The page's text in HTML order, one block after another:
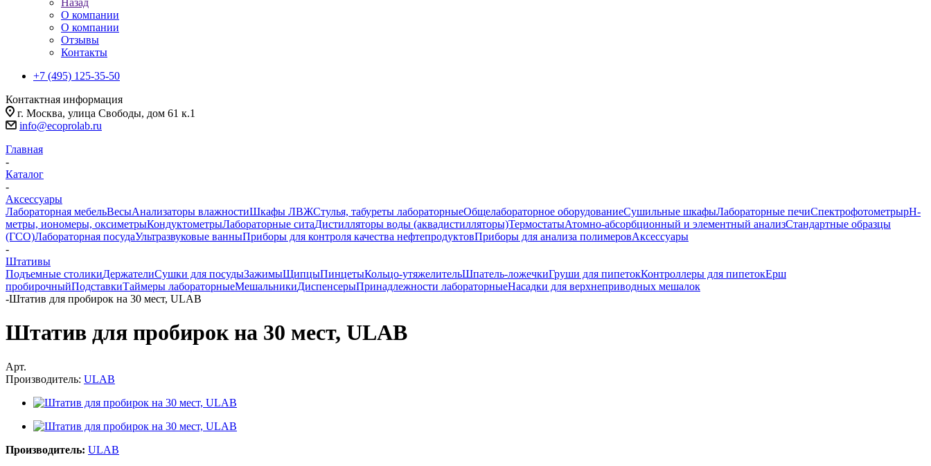
Назад
О компании
О компании
Отзывы
Контакты
+7 (495) 125-35-50
Контактная информация
г. Москва, улица Свободы, дом 61 к.1
info@ecoprolab.ru
Главная
-
Каталог
-
Аксессуары
Лабораторная мебельВесыАнализаторы влажностиШкафы ЛВЖСтулья, табуреты лабораторныеОбщелабораторное оборудованиеСушильные шкафыЛабораторные печиСпектрофотометрыpH-
метры, иономеры, оксиметрыКондуктометрыЛабораторные ситаДистилляторы воды (аквадистилляторы)ТермостатыАтомно-абсорбционный и элементный анализСтандартные образцы
(ГСО)Лабораторная посудаУльтразвуковые ванныПриборы для контроля качества нефтепродуктовПриборы для анализа полимеровАксессуары
-
Штативы
Подъемные столикиДержателиСушки для посудыЗажимыЩипцыПинцетыКольцо-утяжелительШпатель-ложечкиГруши для пипетокКонтроллеры для пипетокЕрш
пробирочныйПодставкиТаймеры лабораторныеМешальникиДиспенсерыПринадлежности лабораторныеНасадки для верхнеприводных мешалок
-Штатив для пробирок на 30 мест, ULAB
Штатив для пробирок на 30 мест, ULAB
Арт.
Производитель: ULAB
Производитель: ULAB